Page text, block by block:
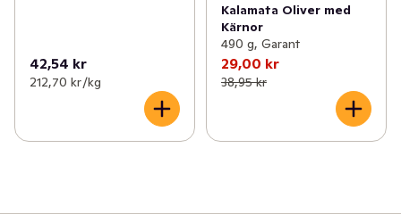
42,54 kr
212,70 kr /kg
Kalamata Oliver med
Kärnor
490 g, Garant
29,00 kr
38,95 kr